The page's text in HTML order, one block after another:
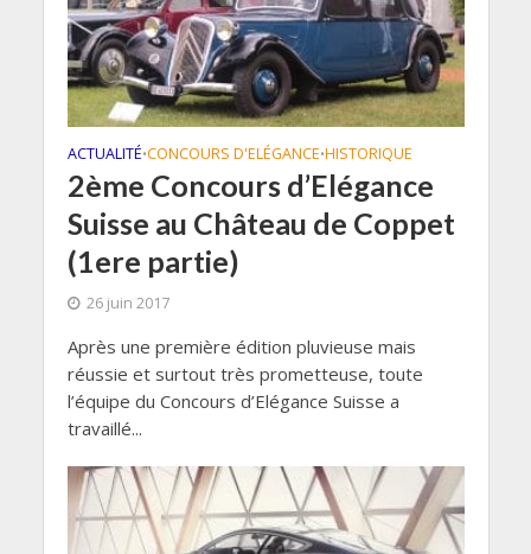
ACTUALITÉ•CONCOURS D'ELÉGANCE•HISTORIQUE
2ème Concours d’Elégance
Suisse au Château de Coppet
(1ere partie)
26 juin 2017
Après une première édition pluvieuse mais
réussie et surtout très prometteuse, toute
l’équipe du Concours d’Elégance Suisse a
travaillé...